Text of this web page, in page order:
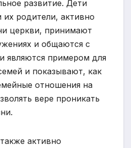
развитие. Дети
их родители, активно
церкви, принимают
и общаются с
являются примером для
и показывают, как
отношения на
вере проникать
активно